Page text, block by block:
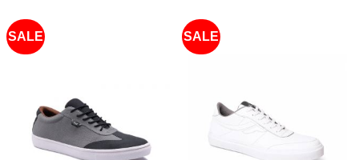
Rp35,000.
SALE SALE